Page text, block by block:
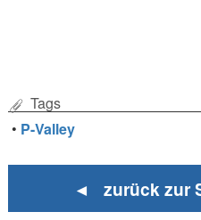
Tags
• P-Valley
◄ zurück zur